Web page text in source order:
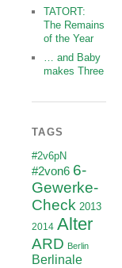
TATORT:
The Remains
of the Year
… and Baby
makes Three
TAGS
#2v6pN
#2von6 6-
Gewerke-
Check 2013
2014 Alter
ARD Berlin
Berlinale